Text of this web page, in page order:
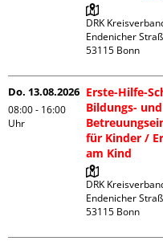
DRK
Endenicher
Do. 13.08.2026
08:00 - 16:00
Uhr
Erste-Hilfe-
Bildungs- und
für Kinder /
am Kind
DRK
Endenicher